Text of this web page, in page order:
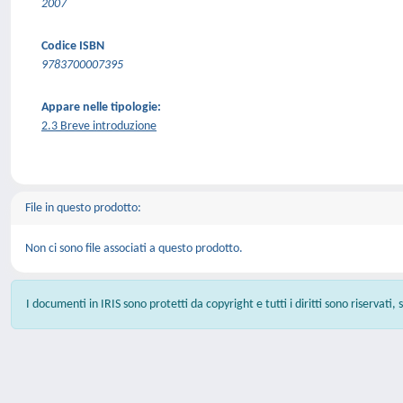
2007
Codice ISBN
9783700007395
Appare nelle tipologie:
2.3 Breve introduzione
File in questo prodotto:
Non ci sono file associati a questo prodotto.
I documenti in IRIS sono protetti da copyright e tutti i diritti sono riservati,